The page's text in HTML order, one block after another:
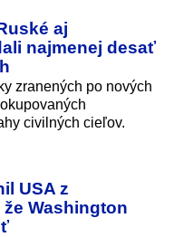
aj
najmenej desať
zranených po nových
civilných cieľov.
USA z
Washington